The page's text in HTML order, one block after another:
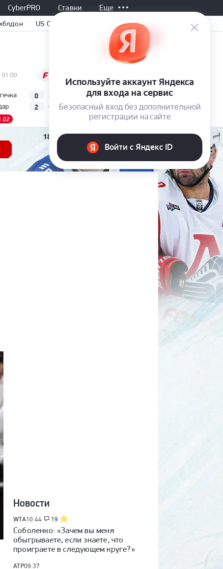
CyberPRO Ставки Еще
US Open
01:00
0 3
2 6
А. Фис
К. Норри
2 6 7
0 2 6
1.10
6.30
(Монреаль,
Канада)
Все матчи
Новости
WTA10:44 19
Соболенко: «Зачем вы меня
обыгрываете, если знаете, что
проиграете в следующем круге?»
ATP09:37